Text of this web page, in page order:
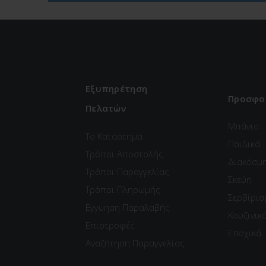
Εξυπηρέτηση
Πελατών
Το Κατάστημα
Τρόποι Αποστολής
Τρόποι Παραγγελίας
Τρόποι Πληρωμής
Εγγύηση Παραλαβής
Επιστροφές
Αναζήτηση Παραγγελίας
Μπάνιο
Παιδικά
Σκεύη
Εποχικά